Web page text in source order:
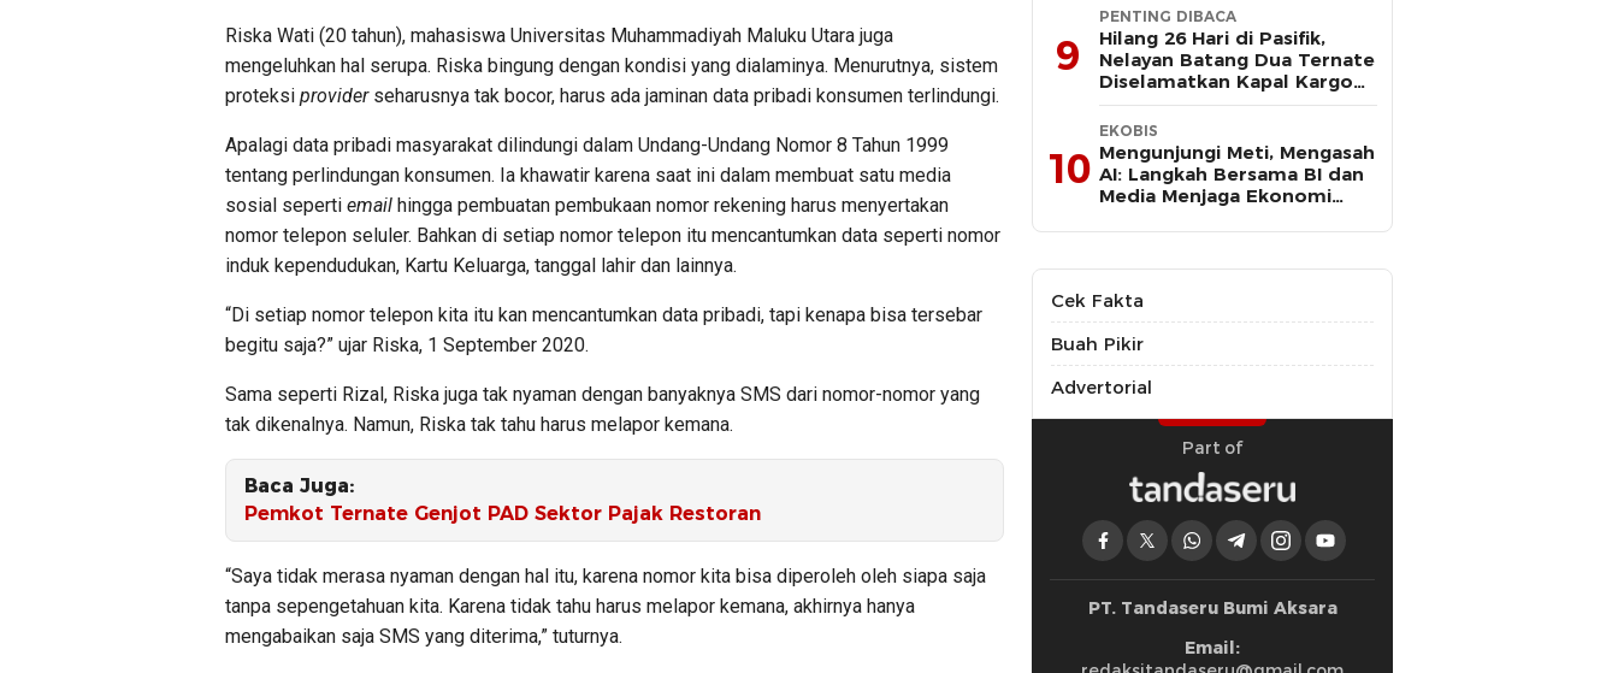
Riska Wati (20 tahun), mahasiswa Universitas Muhammadiyah Maluku Utara juga
mengeluhkan hal serupa. Riska bingung dengan kondisi yang dialaminya. Menurutnya, sistem
proteksi providerseharusnya tak bocor, harus ada jaminan data pribadi konsumen terlindungi.
Apalagi data pribadi masyarakat dilindungi dalam Undang-Undang Nomor 8 Tahun 1999
tentang perlindungan konsumen. Ia khawatir karena saat ini dalam membuat satu media
sosial seperti email hingga pembuatan pembukaan nomor rekening harus menyertakan
nomor telepon seluler. Bahkan di setiap nomor telepon itu mencantumkan data seperti nomor
induk kependudukan, Kartu Keluarga, tanggal lahir dan lainnya.
“Di setiap nomor telepon kita itu kan mencantumkan data pribadi, tapi kenapa bisa tersebar
begitu saja?” ujar Riska, 1 September 2020.
Sama seperti Rizal, Riska juga tak nyaman dengan banyaknya SMS dari nomor-nomor yang
tak dikenalnya. Namun, Riska tak tahu harus melapor kemana.
Baca Juga:
​Pemkot Ternate Genjot PAD Sektor Pajak Restoran
“Saya tidak merasa nyaman dengan hal itu, karena nomor kita bisa diperoleh oleh siapa saja
tanpa sepengetahuan kita. Karena tidak tahu harus melapor kemana, akhirnya hanya
mengabaikan saja SMS yang diterima,” tuturnya.
9
PENTING DIBACA
Hilang 26 Hari di Pasifik,
Nelayan Batang Dua Ternate
Diselamatkan Kapal Kargo
Prancis
10
EKOBIS
Mengunjungi Meti, Mengasah
AI: Langkah Bersama BI dan
Media Menjaga Ekonomi
Cek Fakta
Buah Pikir
Advertorial
Part of
PT. Tandaseru Bumi Aksara
Email: